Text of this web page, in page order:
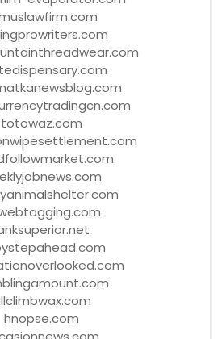
totowaz.com
hnopse.com